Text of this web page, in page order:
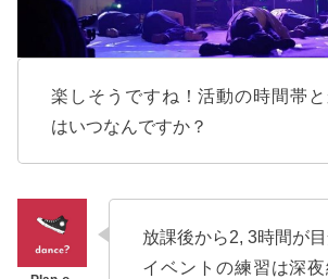
楽しそうですね！活動の時間帯
はいつなんですか？
放課後から2, 3時間が目
イベントの練習は深